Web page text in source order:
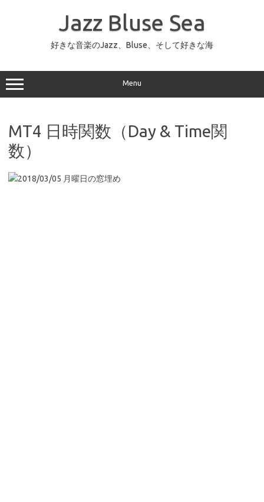
ッ
プ
Jazz Bluse Sea
好きな音楽のJazz、Bluse、そして好きな海
Menu
MT4 日時関数（Day & Time関
数）